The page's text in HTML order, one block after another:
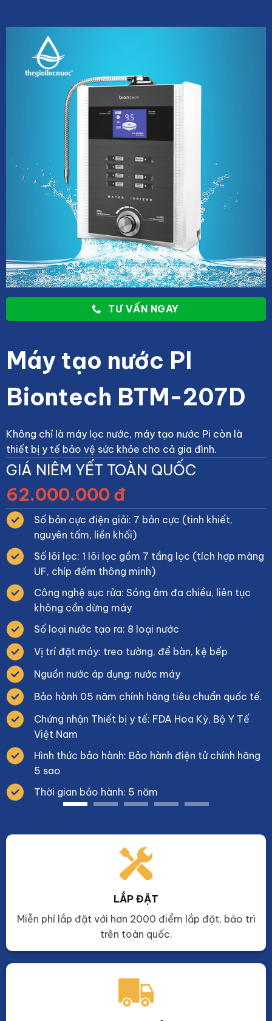
TƯ VẤN NGAY
Máy tạo nước PI
Biontech BTM-207D
Không chỉ là máy lọc nước, máy tạo nước Pi còn là
thiết bị y tế bảo vệ sức khỏe cho cả gia đình.
GIÁ NIÊM YẾT TOÀN QUỐC
62.000.000 đ
Số bản cực điện giải: 7 bản cực (tinh khiết,
nguyên tấm, liền khối)
Số lõi lọc: 1 lõi lọc gồm 7 tầng lọc (tích hợp màng
UF, chíp đếm thông minh)
Công nghệ sục rửa: Sóng âm đa chiều, liên tục
không cần dừng máy
Số loại nước tạo ra: 8 loại nước
Vị trí đặt máy: treo tường, để bàn, kệ bếp
Nguồn nước áp dụng: nước máy
Bảo hành 05 năm chính hãng tiêu chuẩn quốc tế.
Chứng nhận Thiết bị y tế: FDA Hoa Kỳ, Bộ Y Tế
Việt Nam
Hình thức bảo hành: Bảo hành điện tử chính hãng
5 sao
Thời gian bảo hành: 5 năm
LẮP ĐẶT
Miễn phí lắp đặt với hơn 2000 điểm lắp đặt, bảo trì
trên toàn quốc.